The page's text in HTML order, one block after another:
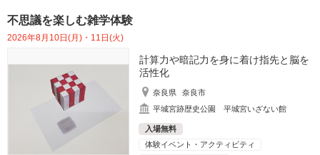
不思議を楽しむ雑学体験
2026年8月10日(月)・11日(火)
計算力や暗記力を身に着け指先と脳を
活性化
奈良県
奈良市
平城宮跡歴史公園 平城宮いざない館
入場無料
体験イベント・アクティビティ